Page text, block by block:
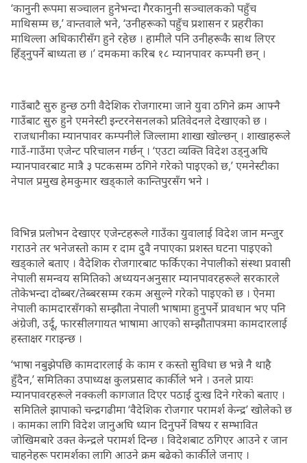
‘कानुनी रूपमा सञ्चालन हुनेभन्दा गैरकानुनी सञ्चालकको पहुँच
माथिसम्म छ,’ वान्तवाले भने, ‘उनीहरूको पहुँच प्रशासन र प्रहरीका
माथिल्ला अधिकारीसँग हुने रहेछ । हामीले पनि उनीहरूकै साथ लिएर
हिँड्नुपर्ने बाध्यता छ ।’ दमकमा करिब १८ म्यानपावर कम्पनी छन् ।
गाउँबाटै सुरु हुन्छ ठगी वैदेशिक रोजगारमा जाने युवा ठगिने क्रम आफ्नै
गाउँबाट सुरु हुने एमनेस्टी इन्टरनेसनलको प्रतिवेदनले देखाएको छ ।
राजधानीका म्यानपावर कम्पनीले जिल्लामा शाखा खोल्छन् । शाखाहरूले
गाउँ-गाउँमा एजेन्ट परिचालन गर्छन् । ‘एउटा व्यक्ति विदेश उड्नुअघि
म्यानपावरबाट मात्रै ३ पटकसम्म ठगिने गरेको पाइएको छ,’ एमनेस्टीका
नेपाल प्रमुख हेमकुमार खड्काले कान्तिपुरसँग भने ।
विभिन्न प्रलोभन देखाएर एजेन्टहरूले गाउँका युवालाई विदेश जान मन्जुर
गराउने तर भनेजस्तो काम र दाम दुवै नपाएका प्रशस्त घटना पाइएको
खड्काले बताए । वैदेशिक रोजगारबाट फर्किएका नेपालीको संस्था प्रवासी
नेपाली समन्वय समितिको अध्ययनअनुसार म्यानपावरहरूले सरकारले
तोकेभन्दा दोब्बर/तेब्बरसम्म रकम असुल्ने गरेको पाइएको छ । ऐनमा
नेपाली कामदारसँगको सम्झौता नेपाली भाषामा हुनुपर्ने प्रावधान भए पनि
अंग्रेजी, उर्दू, फारसीलगायत भाषामा आएको सम्झौतापत्रमा कामदारलाई
हस्ताक्षर गराइन्छ ।
‘भाषा नबुझेपछि कामदारलाई के काम र कस्तो सुविधा छ भन्ने नै थाहै
हुँदैन,’ समितिका उपाध्यक्ष कुलप्रसाद कार्कीले भने । उनले प्रायः
म्यानपावरहरूले नक्कली कागजात दिएर पठाई दुःख दिने गरेको बताए ।
समितिले झापाको चन्द्रगढीमा ‘वैदेशिक रोजगार परामर्श केन्द्र’ खोलेको छ
। कामका लागि विदेश जानुअघि ध्यान दिनुपर्ने विषय र सम्भावित
जोखिमबारे उक्त केन्द्रले परामर्श दिन्छ । विदेशबाट ठगिएर आउने र जान
चाहनेहरू परामर्शका लागि आउने क्रम बढेको कार्कीले जनाए ।